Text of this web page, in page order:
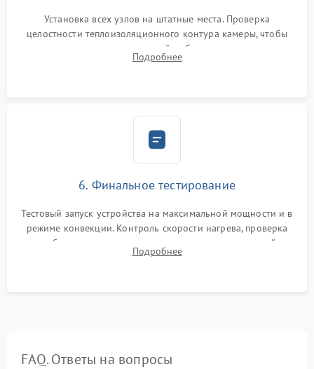
Установка всех узлов на штатные места. Проверка
целостности теплоизоляционного контура камеры, чтобы
исключить перегрев кухонной мебели и потерю тепла.
Надежная фиксация клемм и сборка корпуса шкафа.
Подробнее
6. Финальное тестирование
Тестовый запуск устройства на максимальной мощности и в
режиме конвекции. Контроль скорости нагрева, проверка
срабатывания термостата при достижении заданной
температуры и тест на отсутствие утечек тока.
Подробнее
FAQ. Ответы на вопросы